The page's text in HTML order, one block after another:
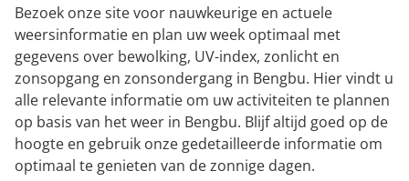
Bezoek onze site voor nauwkeurige en actuele
weersinformatie en plan uw week optimaal met
gegevens over bewolking, UV-index, zonlicht en
zonsopgang en zonsondergang in Bengbu. Hier vindt u
alle relevante informatie om uw activiteiten te plannen
op basis van het weer in Bengbu. Blijf altijd goed op de
hoogte en gebruik onze gedetailleerde informatie om
optimaal te genieten van de zonnige dagen.